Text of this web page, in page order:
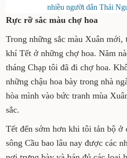
Đi chợ hoa ngày Tết vừa mua
thú vui của nhiều người dân
Rực rỡ sắc màu chợ hoa
Trong những sắc màu
là không khí Tết ở những
cũng thế, ngoài Rằm tháng
hoa. Không chỉ để mua
bày trong nhà ngày Tết, tôi
mình vào bức tranh mùa
khoe sắc.